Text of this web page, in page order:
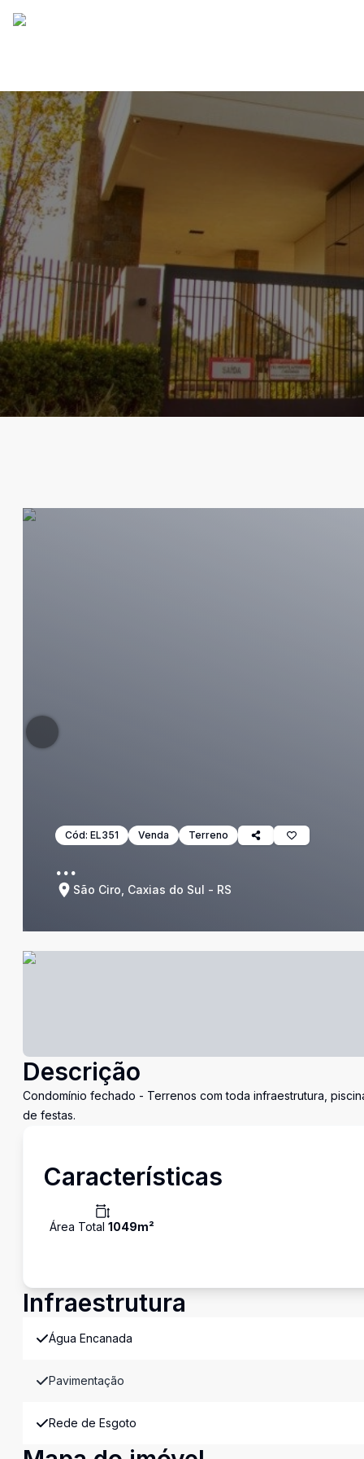
Cód: EL351 Venda Terreno
...
São Ciro, Caxias do Sul - RS
Descrição
Condomínio fechado - Terrenos com toda infraestrutura,
de festas.
Características
Área Total 1049m²
Infraestrutura
Água Encanada
Pavimentação
Rede de Esgoto